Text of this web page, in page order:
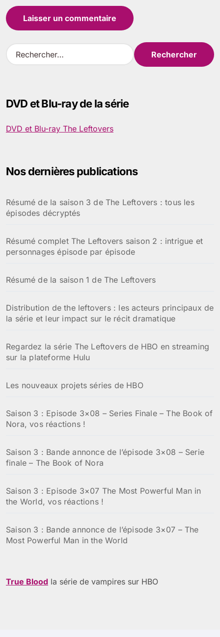
R
e
r
h
e
:
DVD et Blu-ray de la série
DVD et Blu-ray The Leftovers
Nos dernières publications
Résumé de la saison 3 de The Leftovers : tous les
épisodes décryptés
Résumé complet The Leftovers saison 2 : intrigue et
personnages épisode par épisode
Résumé de la saison 1 de The Leftovers
Distribution de the leftovers : les acteurs principaux de
la série et leur impact sur le récit dramatique
Regardez la série The Leftovers de HBO en streaming
sur la plateforme Hulu
Les nouveaux projets séries de HBO
Saison 3 : Episode 3×08 – Series Finale – The Book of
Nora, vos réactions !
Saison 3 : Bande annonce de l’épisode 3×08 – Serie
finale – The Book of Nora
Saison 3 : Episode 3×07 The Most Powerful Man in
the World, vos réactions !
Saison 3 : Bande annonce de l’épisode 3×07 – The
Most Powerful Man in the World
True Blood la série de vampires sur HBO